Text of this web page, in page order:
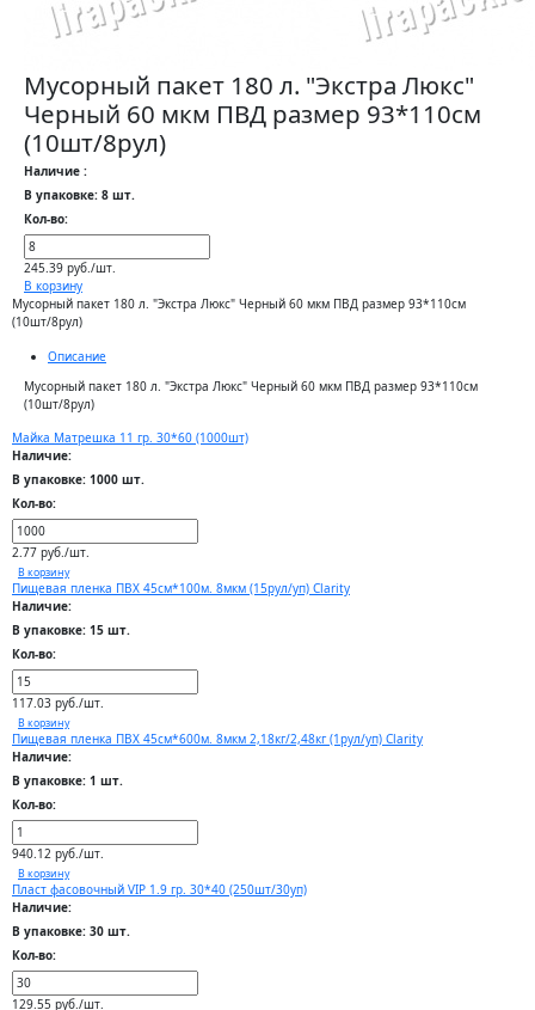
Мусорный пакет 180 л. "Экстра Люкс"
Черный 60 мкм ПВД размер 93*110см
(10шт/8рул)
Наличие :
В упаковке: 8 шт.
Кол-во:
245.39 руб./шт.
В корзину
Мусорный пакет 180 л. "Экстра Люкс" Черный 60 мкм ПВД размер 93*110см
(10шт/8рул)
Описание
Мусорный пакет 180 л. "Экстра Люкс" Черный 60 мкм ПВД размер 93*110см
(10шт/8рул)
Майка Матрешка 11 гр. 30*60 (1000шт)
Наличие:
В упаковке: 1000 шт.
Кол-во:
2.77 руб./шт.
В корзину
Пищевая пленка ПВХ 45см*100м. 8мкм (15рул/уп) Clarity
Наличие:
В упаковке: 15 шт.
Кол-во:
117.03 руб./шт.
В корзину
Пищевая пленка ПВХ 45см*600м. 8мкм 2,18кг/2,48кг (1рул/уп) Clarity
Наличие:
В упаковке: 1 шт.
Кол-во:
940.12 руб./шт.
В корзину
Пласт фасовочный VIP 1.9 гр. 30*40 (250шт/30уп)
Наличие:
В упаковке: 30 шт.
Кол-во:
129.55 руб./шт.